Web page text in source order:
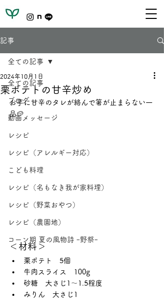
記事
全ての記事
ブログ
動画メッセージ
レシピ
レシピ（アレルギー対応）
こども料理
レシピ（名もなき我が家料理）
レシピ（野菜おやつ）
レシピ（農園地）
コーン期 夏の風物詩 ｰ野祭ｰ
全ての記事
栗ポテトの甘辛炒め
2024年10月1日
お芋に甘辛のタレが絡んで箸が止まらない一
品🥔
＜材料＞
栗ポテト　5個
牛肉スライス　100g
砂糖　大さじ1～1.5程度
みりん　大さじ1